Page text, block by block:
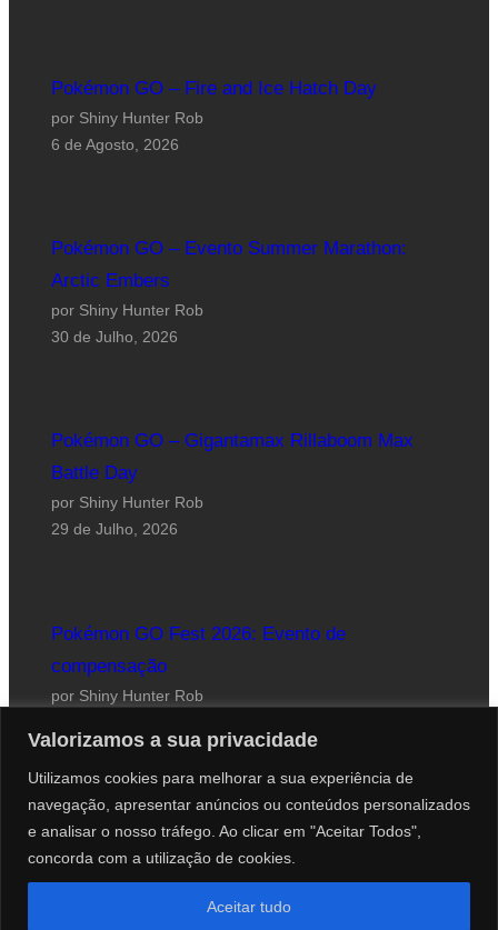
Valorizamos a sua privacidade
Utilizamos cookies para melhorar a sua experiência de
navegação, apresentar anúncios ou conteúdos personalizados
e analisar o nosso tráfego. Ao clicar em "Aceitar Todos",
concorda com a utilização de cookies.
Aceitar tudo
Pokémon GO – Fire and Ice Hatch Day
por Shiny Hunter Rob
6 de Agosto, 2026
Pokémon GO – Evento Summer Marathon:
Arctic Embers
por Shiny Hunter Rob
30 de Julho, 2026
Pokémon GO – Gigantamax Rillaboom Max
Battle Day
por Shiny Hunter Rob
29 de Julho, 2026
Pokémon GO Fest 2026: Evento de
compensação
por Shiny Hunter Rob
Website desenhado por Roberto Coutinho